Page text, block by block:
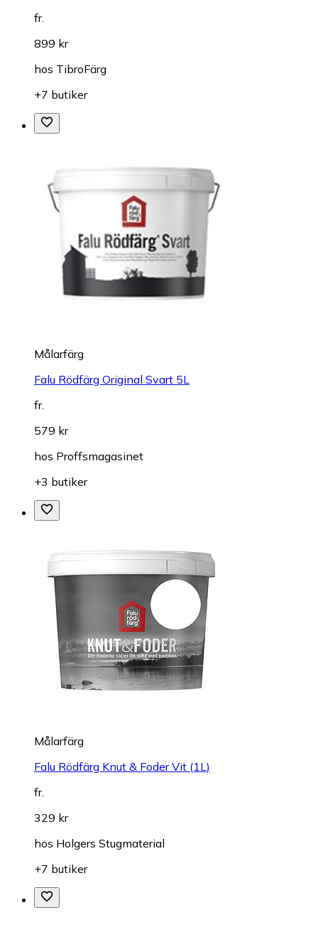
fr.
899 kr
hos TibroFärg
+7 butiker
Målarfärg
Falu Rödfärg Original Svart 5L
fr.
579 kr
hos Proffsmagasinet
+3 butiker
Målarfärg
Falu Rödfärg Knut & Foder Vit (1L)
fr.
329 kr
hos Holgers Stugmaterial
+7 butiker